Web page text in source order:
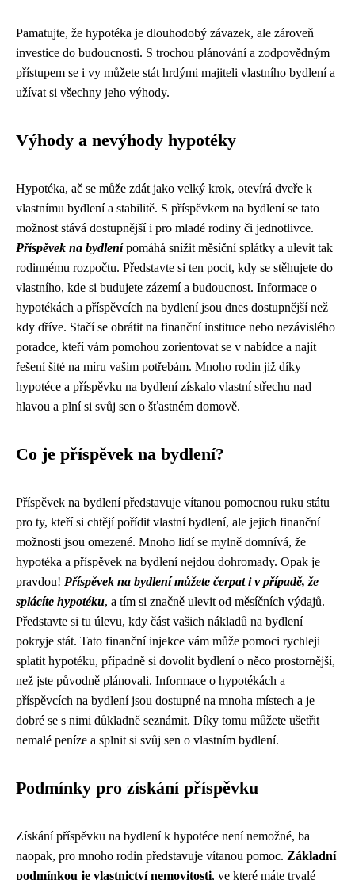
Pamatujte, že hypotéka je dlouhodobý závazek, ale zároveň
investice do budoucnosti. S trochou plánování a zodpovědným
přístupem se i vy můžete stát hrdými majiteli vlastního bydlení a
užívat si všechny jeho výhody.
Výhody a nevýhody hypotéky
Hypotéka, ač se může zdát jako velký krok, otevírá dveře k
vlastnímu bydlení a stabilitě. S příspěvkem na bydlení se tato
možnost stává dostupnější i pro mladé rodiny či jednotlivce.
Příspěvek na bydlenípomáhá snížit měsíční splátky a ulevit tak
rodinnému rozpočtu. Představte si ten pocit, kdy se stěhujete do
vlastního, kde si budujete zázemí a budoucnost. Informace o
hypotékách a příspěvcích na bydlení jsou dnes dostupnější než
kdy dříve. Stačí se obrátit na finanční instituce nebo nezávislého
poradce, kteří vám pomohou zorientovat se v nabídce a najít
řešení šité na míru vašim potřebám. Mnoho rodin již díky
hypotéce a příspěvku na bydlení získalo vlastní střechu nad
hlavou a plní si svůj sen o šťastném domově.
Co je příspěvek na bydlení?
Příspěvek na bydlení představuje vítanou pomocnou ruku státu
pro ty, kteří si chtějí pořídit vlastní bydlení, ale jejich finanční
možnosti jsou omezené. Mnoho lidí se mylně domnívá, že
hypotéka a příspěvek na bydlení nejdou dohromady. Opak je
pravdou! Příspěvek na bydlení můžete čerpat i v případě, že
splácíte hypotéku, a tím si značně ulevit od měsíčních výdajů.
Představte si tu úlevu, kdy část vašich nákladů na bydlení
pokryje stát. Tato finanční injekce vám může pomoci rychleji
splatit hypotéku, případně si dovolit bydlení o něco prostornější,
než jste původně plánovali. Informace o hypotékách a
příspěvcích na bydlení jsou dostupné na mnoha místech a je
dobré se s nimi důkladně seznámit. Díky tomu můžete ušetřit
nemalé peníze a splnit si svůj sen o vlastním bydlení.
Podmínky pro získání příspěvku
Získání příspěvku na bydlení k hypotéce není nemožné, ba
naopak, pro mnoho rodin představuje vítanou pomoc. Základní
podmínkou je vlastnictví nemovitosti, ve které máte trvalé